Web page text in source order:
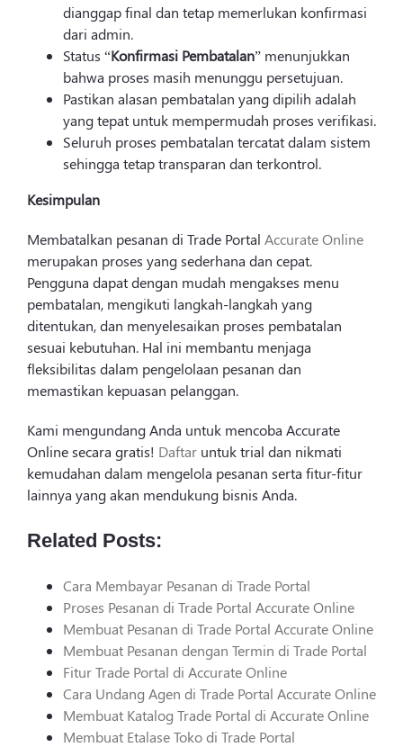
dianggap final dan tetap memerlukan konfirmasi
dari admin.
Status “Konfirmasi Pembatalan” menunjukkan
bahwa proses masih menunggu persetujuan.
Pastikan alasan pembatalan yang dipilih adalah
yang tepat untuk mempermudah proses verifikasi.
Seluruh proses pembatalan tercatat dalam sistem
sehingga tetap transparan dan terkontrol.
Kesimpulan
Membatalkan pesanan di Trade Portal Accurate Online
merupakan proses yang sederhana dan cepat.
Pengguna dapat dengan mudah mengakses menu
pembatalan, mengikuti langkah-langkah yang
ditentukan, dan menyelesaikan proses pembatalan
sesuai kebutuhan. Hal ini membantu menjaga
fleksibilitas dalam pengelolaan pesanan dan
memastikan kepuasan pelanggan.
Kami mengundang Anda untuk mencoba Accurate
Online secara gratis! Daftar untuk trial dan nikmati
kemudahan dalam mengelola pesanan serta fitur-fitur
lainnya yang akan mendukung bisnis Anda.
Related Posts:
Cara Membayar Pesanan di Trade Portal
Proses Pesanan di Trade Portal Accurate Online
Membuat Pesanan di Trade Portal Accurate Online
Membuat Pesanan dengan Termin di Trade Portal
Fitur Trade Portal di Accurate Online
Cara Undang Agen di Trade Portal Accurate Online
Membuat Katalog Trade Portal di Accurate Online
Membuat Etalase Toko di Trade Portal